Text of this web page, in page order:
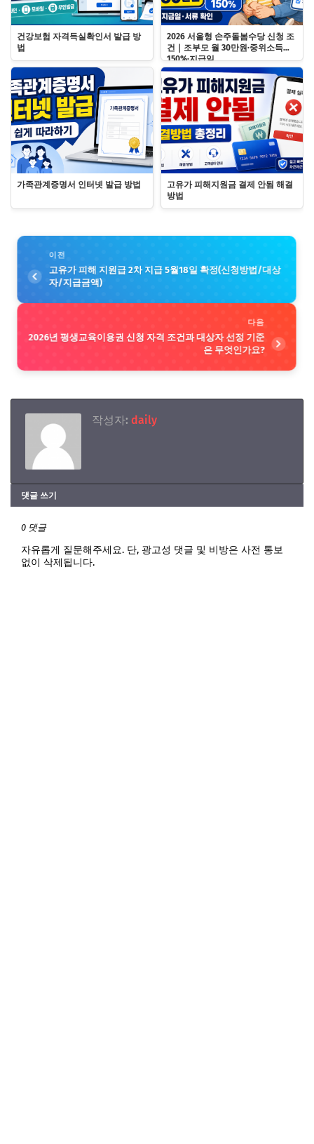
건강보험 자격득실확인서 발급 방
법
2026 서울형 손주돌봄수당 신청 조
건｜조부모 월 30만원·중위소득
150%·지급일
가족관계증명서 인터넷 발급 방법
고유가 피해지원금 결제 안됨 해결
방법
이전
고유가 피해 지원급 2차 지급 5월18일 확정(신청방법/대상
자/지급금액)
다음
2026년 평생교육이용권 신청 자격 조건과 대상자 선정 기준
은 무엇인가요?
작성자: daily
댓글 쓰기
0 댓글
자유롭게 질문해주세요. 단, 광고성 댓글 및 비방은 사전 통보
없이 삭제됩니다.